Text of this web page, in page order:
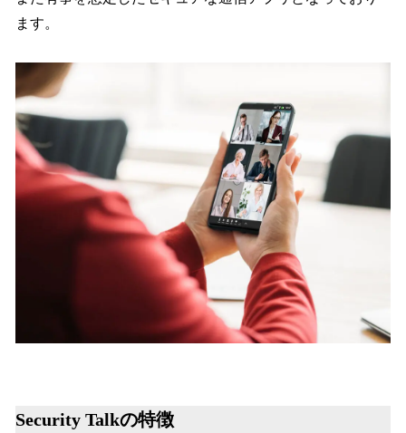
ます。
Security Talkの特徴